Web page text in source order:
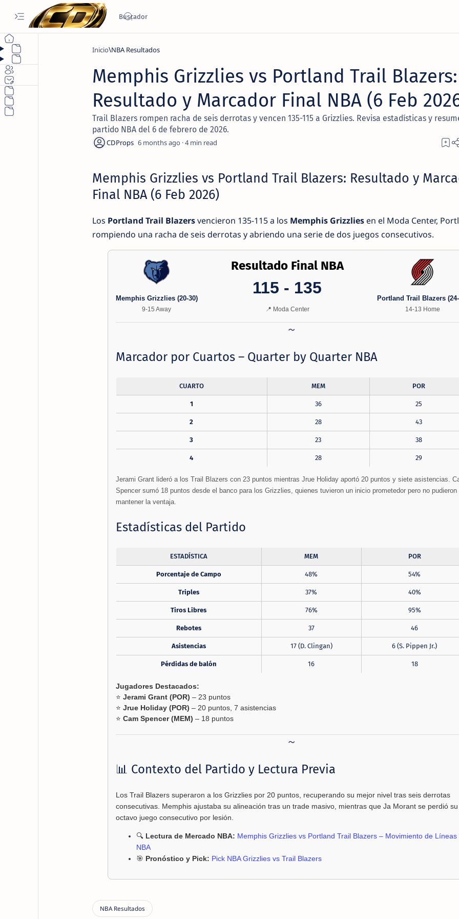
Inicio NBA Resultados
Memphis Grizzlies vs Portland Trail Blazers:
Resultado y Marcador Final NBA (6 Feb
Trail Blazers rompen racha de seis derrotas y vencen 135-115 a Grizzlies. Revisa estadísticas y
partido NBA del 6 de febrero de 2026.
6 months ago 4
Memphis Grizzlies vs Portland Trail Blazers: Resultado y
Final NBA (6 Feb 2026)
Los Portland Trail Blazersvencieron 135-115 a los Memphis Grizzliesen el Moda Center,
rompiendo una racha de seis derrotas y abriendo una serie de dos juegos consecutivos.
Memphis Grizzlies (20-30)
9-15 Away
Resultado Final NBA
115 - 135
📍 Moda Center
Portland Trail Blazers
14-13 Home
Marcador por Cuartos – Quarter by Quarter NBA
CUARTO MEM POR
1 36 25
2 28 43
3 23 38
4 28 29
Jerami Grant lideró a los Trail Blazers con 23 puntos mientras Jrue Holiday aportó 20 puntos y siete asistencias.
Spencer sumó 18 puntos desde el banco para los Grizzlies, quienes tuvieron un inicio prometedor pero no pudieron
mantener la ventaja.
Estadísticas del Partido
ESTADÍSTICA MEM POR
Porcentaje de Campo 48% 54%
Triples 37% 40%
Tiros Libres 76% 95%
Rebotes 37 46
Asistencias 17 (D. Clingan) 6 (S. Pippen Jr.)
Pérdidas de balón 16 18
Jugadores Destacados:
⭐ Jerami Grant (POR) – 23 puntos
⭐ Jrue Holiday (POR) – 20 puntos, 7 asistencias
⭐ Cam Spencer (MEM) – 18 puntos
📊 Contexto del Partido y Lectura Previa
Los Trail Blazers superaron a los Grizzlies por 20 puntos, recuperando su mejor nivel tras seis derrotas
consecutivas. Memphis ajustaba su alineación tras un trade masivo, mientras que Ja Morant se perdió su
octavo juego consecutivo por lesión.
🔍 Lectura de Mercado NBA: Memphis Grizzlies vs Portland Trail Blazers – Movimiento de Líneas
NBA
🎯 Pronóstico y Pick: Pick NBA Grizzlies vs Trail Blazers